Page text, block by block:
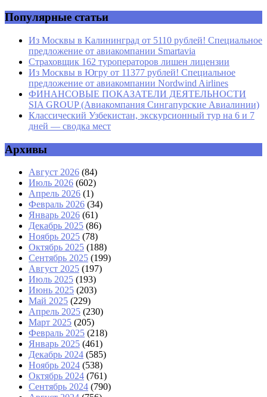
Популярные статьи
Из Москвы в Калининград от 5110 рублей! Специальное
предложение от авиакомпании Smartavia
Страховщик 162 туроператоров лишен лицензии
Из Москвы в Югру от 11377 рублей! Специальное
предложение от авиакомпании Nordwind Airlines
ФИНАНСОВЫЕ ПОКАЗАТЕЛИ ДЕЯТЕЛЬНОСТИ
SIA GROUP (Авиакомпания Сингапурские Авиалинии)
Классический Узбекистан, экскурсионный тур на 6 и 7
дней — сводка мест
Архивы
Август 2026 (84)
Июль 2026 (602)
Апрель 2026 (1)
Февраль 2026 (34)
Январь 2026 (61)
Декабрь 2025 (86)
Ноябрь 2025 (78)
Октябрь 2025 (188)
Сентябрь 2025 (199)
Август 2025 (197)
Июль 2025 (193)
Июнь 2025 (203)
Май 2025 (229)
Апрель 2025 (230)
Март 2025 (205)
Февраль 2025 (218)
Январь 2025 (461)
Декабрь 2024 (585)
Ноябрь 2024 (538)
Октябрь 2024 (761)
Сентябрь 2024 (790)